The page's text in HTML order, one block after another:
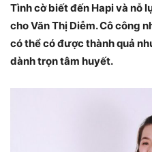
Tình cờ biết đến Hapi và nỗ
cho Văn Thị Diễm. Cô công
có thể có được thành quả
dành trọn tâm huyết.